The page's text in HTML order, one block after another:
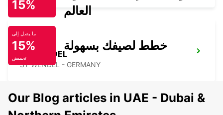
ST WENDEL
ST WENDEL - GERMANY
15%
العالم
ما يصل إلى
15%
تخفيض
خطط لصيفك بسهولة
Our Blog articles in UAE - Dubai &